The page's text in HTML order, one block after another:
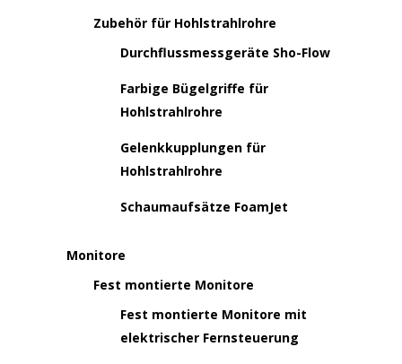
Zubehör für Hohlstrahlrohre
Durchflussmessgeräte Sho-Flow
Farbige Bügelgriffe für
Hohlstrahlrohre
Gelenkkupplungen für
Hohlstrahlrohre
Schaumaufsätze FoamJet
Monitore
Fest montierte Monitore
Fest montierte Monitore mit
elektrischer Fernsteuerung